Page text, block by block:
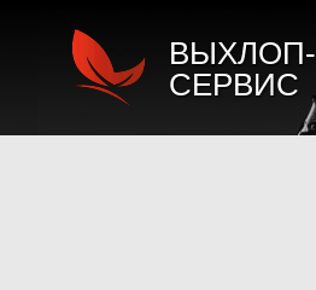
ВЫХЛОП-
СЕРВИС